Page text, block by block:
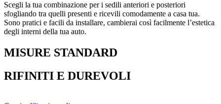
Scegli la tua combinazione per i sedili anteriori e posteriori
sfogliando tra quelli presenti e ricevili comodamente a casa tua.
Sono pratici e facili da installare, cambierai così facilmente l’estetica
degli interni della tua auto.
MISURE STANDARD
RIFINITI E DUREVOLI